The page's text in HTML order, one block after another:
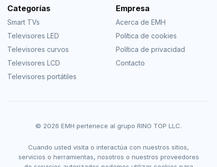
Categorías
Smart TVs
Televisores LED
Televisores curvos
Televisores LCD
Televisores portátiles
Empresa
Acerca de EMH
Política de cookies
Política de privacidad
Contacto
© 2026 EMH pertenece al grupo RINO TOP LLC.
Cuando usted visita o interactúa con nuestros sitios,
servicios o herramientas, nosotros o nuestros proveedores